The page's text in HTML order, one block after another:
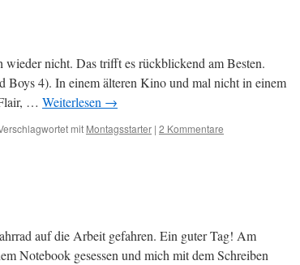
wieder nicht. Das trifft es rückblickend am Besten.
4). In einem älteren Kino und mal nicht in einem
… Weiterlesen →
mit Montagsstarter | 2 Kommentare
auf die Arbeit gefahren. Ein guter Tag! Am
Notebook gesessen und mich mit dem Schreiben